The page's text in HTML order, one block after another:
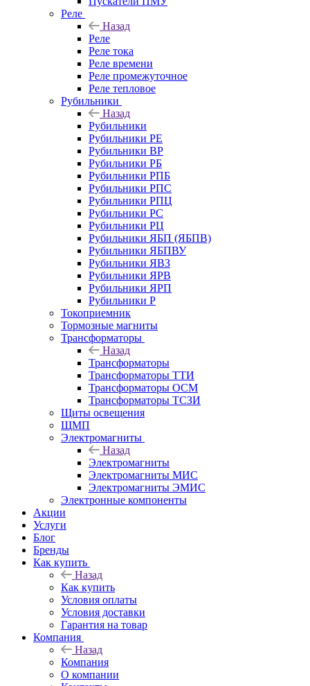
Реле
Назад
Реле
Реле тока
Реле времени
Реле промежуточное
Реле тепловое
Рубильники
Назад
Рубильники
Рубильники РЕ
Рубильники ВР
Рубильники РБ
Рубильники РПБ
Рубильники РПС
Рубильники РПЦ
Рубильники РС
Рубильники РЦ
Рубильники ЯБП (ЯБПВ)
Рубильники ЯБПВУ
Рубильники ЯВЗ
Рубильники ЯРВ
Рубильники ЯРП
Рубильники Р
Токоприемник
Тормозные магниты
Трансформаторы
Назад
Трансформаторы
Трансформаторы ТТИ
Трансформаторы ОСМ
Трансформаторы ТСЗИ
Щиты освещения
ЩМП
Электромагниты
Назад
Электромагниты
Электромагниты МИС
Электромагниты ЭМИС
Электронные компоненты
Акции
Услуги
Блог
Бренды
Как купить
Назад
Как купить
Условия оплаты
Условия доставки
Гарантия на товар
Компания
Назад
Компания
О компании